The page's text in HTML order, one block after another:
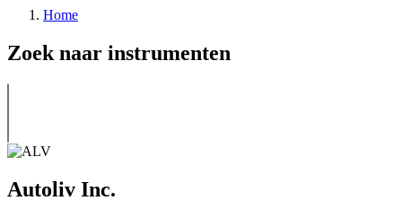
Home
Zoek naar instrumenten
Autoliv Inc.